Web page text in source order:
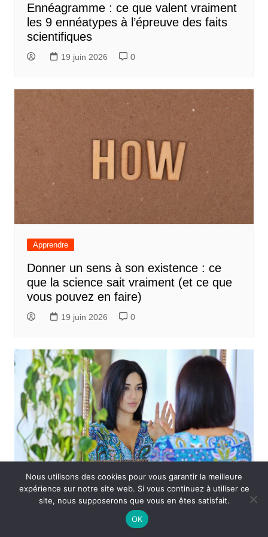
Ennéagramme : ce que valent vraiment
les 9 ennéatypes à l’épreuve des faits
scientifiques
19 juin 2026 0
Apprendre
Donner un sens à son existence : ce
que la science sait vraiment (et ce que
vous pouvez en faire)
19 juin 2026 0
Apprendre
L’ego : définition psychologique, rôle,
Nous utilisons des cookies pour vous garantir la meilleure
expérience sur notre site web. Si vous continuez à utiliser ce
site, nous supposerons que vous en êtes satisfait.
OK